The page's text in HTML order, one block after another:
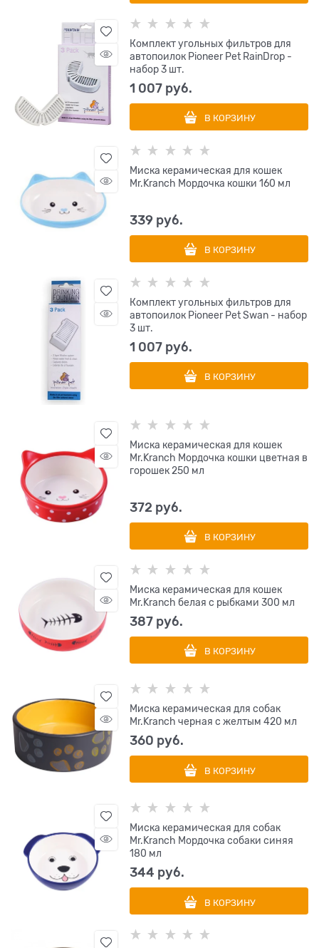
Комплект угольных фильтров для
автопоилок Pioneer Pet RainDrop -
набор 3 шт.
1 007 руб.
В КОРЗИНУ
Миска керамическая для кошек
Mr.Kranch Мордочка кошки 160 мл
339 руб.
В КОРЗИНУ
Комплект угольных фильтров для
автопоилок Pioneer Pet Swan - набор
3 шт.
1 007 руб.
В КОРЗИНУ
Миска керамическая для кошек
Mr.Kranch Мордочка кошки цветная в
горошек 250 мл
372 руб.
В КОРЗИНУ
Миска керамическая для кошек
Mr.Kranch белая с рыбками 300 мл
387 руб.
В КОРЗИНУ
Миска керамическая для собак
Mr.Kranch черная с желтым 420 мл
360 руб.
В КОРЗИНУ
Миска керамическая для собак
Mr.Kranch Мордочка собаки синяя
180 мл
344 руб.
В КОРЗИНУ